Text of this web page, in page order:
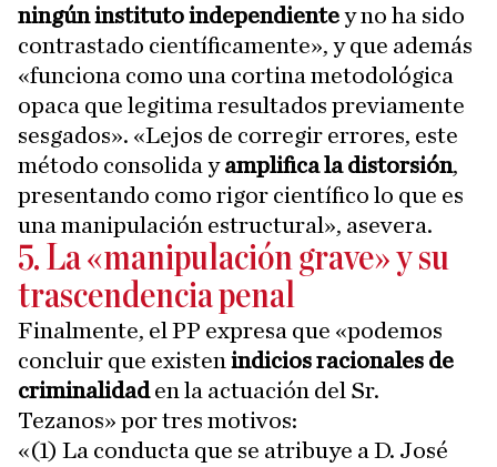
ningún instituto independientey no ha sido
contrastado científicamente», y que además
«funciona como una cortina metodológica
opaca que legitima resultados previamente
sesgados». «Lejos de corregir errores, este
método consolida yamplifica la distorsión,
presentando como rigor científico lo que es
una manipulación estructural», asevera.
5. La «manipulación grave» y su
trascendencia penal
Finalmente, el PP expresa que «podemos
concluir que existenindicios racionales de
criminalidaden la actuación del Sr.
Tezanos» por tres motivos:
«(1) La conducta que se atribuye a D. José